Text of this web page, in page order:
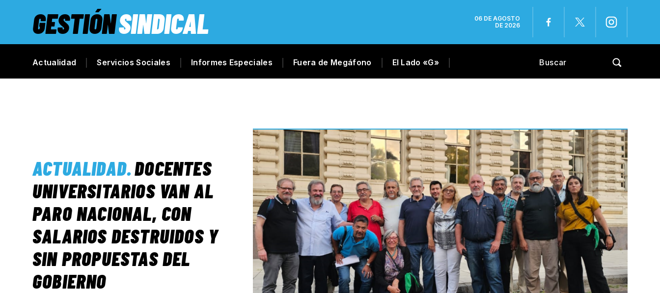
GESTIÓNSINDICAL
06 DE AGOSTO
DE 2026
Actualidad Servicios Sociales Informes Especiales Fuera de Megáfono El Lado «G»
ACTUALIDAD.DOCENTES
UNIVERSITARIOS VAN AL
PARO NACIONAL, CON
SALARIOS DESTRUIDOS Y
SIN PROPUESTAS DEL
GOBIERNO